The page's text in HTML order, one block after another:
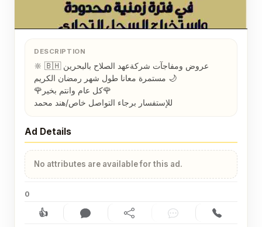
DESCRIPTION
🔆عروض ومفاجآت شركةعهد الصلاح بالبحرين ⁦🇧🇭⁩
مستمرة معانا طول شهر رمضان الكريم 🌙
🌹كل عام وانتم بخير🌹
للإستفسار برجاء التواصل خاص/هند محمد
Ad Details
No attributes are available for this ad.
0
👍
Like (0) Comment (0)Share Chat Contact